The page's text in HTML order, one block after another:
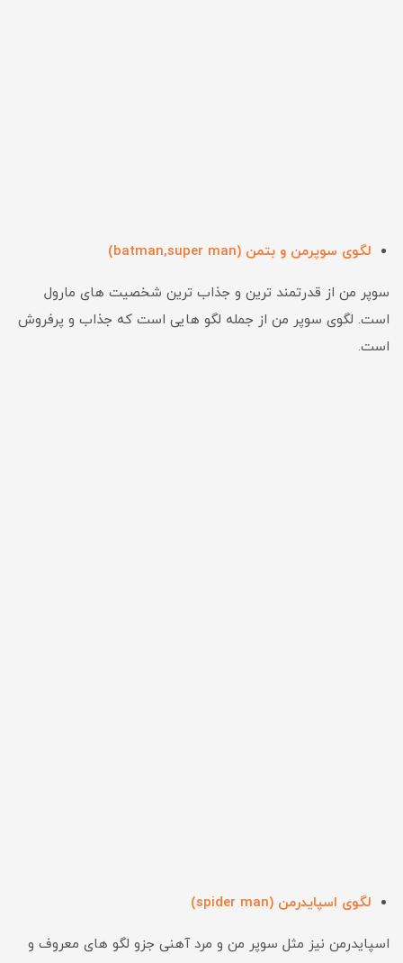
لگوی سوپرمن و بتمن (batman,super man)
سوپر من از قدرتمند ترین و جذاب ترین شخصیت های مارول
است. لگوی سوپر من از جمله لگو هایی است که جذاب و پرفروش
است.
لگوی اسپایدرمن (spider man)
اسپایدرمن نیز مثل سوپر من و مرد آهنی جزو لگو های معروف و